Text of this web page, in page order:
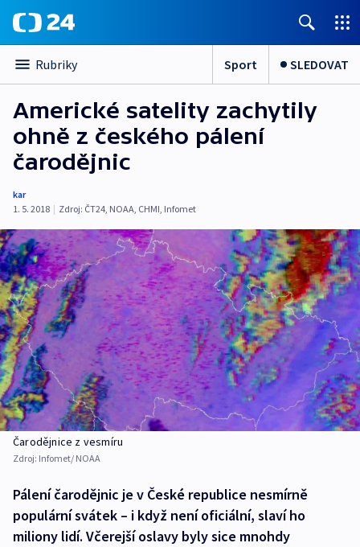
Rubriky Sport SLEDOVAT
Americké satelity zachytily
ohně z českého pálení
čarodějnic
kar
1. 5. 2018 | Zdroj: ČT24, NOAA, CHMI, Infomet
Čarodějnice z vesmíru
Zdroj: Infomet/ NOAA
Pálení čarodějnic je v České republice nesmírně
populární svátek – i když není oficiální, slaví ho
miliony lidí. Včerejší oslavy byly sice mnohdy